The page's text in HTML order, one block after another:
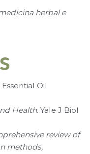
herbal e
Essential Oil
Health. Yale J Biol
review of
methods,